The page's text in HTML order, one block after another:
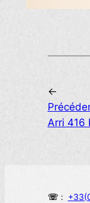
←
Arri 416
☏ :